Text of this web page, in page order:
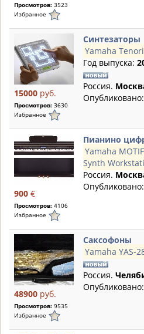
Просмотров: 3523
Избранное
15000 руб.
Просмотров: 3630
Избранное
Синтезаторы
Yamaha
Год выпуска:
Россия.
Опубликовано:
900 €
Просмотров: 4106
Избранное
Пианино
Yamaha
Synth
Россия.
Опубликовано:
48900 руб.
Просмотров: 9535
Избранное
Саксофоны
Yamaha YAS-
Россия.
Опубликовано: